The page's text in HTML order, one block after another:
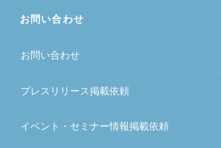
お問い合わせ
お問い合わせ
プレスリリース掲載依頼
イベント・セミナー情報掲載依頼